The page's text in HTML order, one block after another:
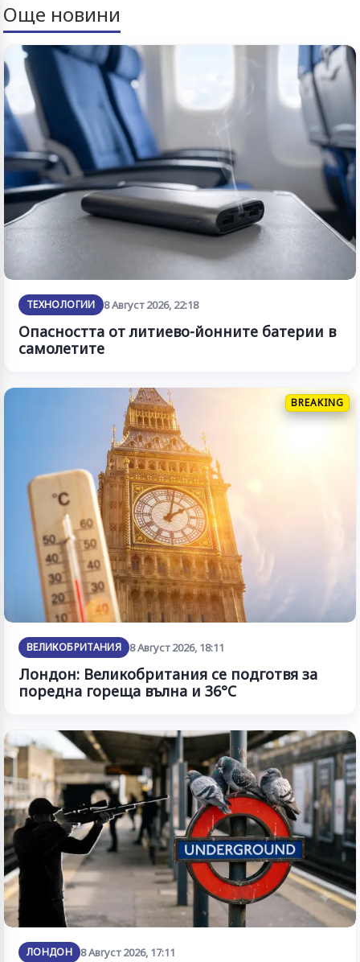
Още новини
ТЕХНОЛОГИИ 8 Август 2026, 22:18
Опасността от литиево-йонните батерии в
самолетите
BREAKING
ВЕЛИКОБРИТАНИЯ 8 Август 2026, 18:11
Лондон: Великобритания се подготвя за
поредна гореща вълна и 36°C
ЛОНДОН 8 Август 2026, 17:11